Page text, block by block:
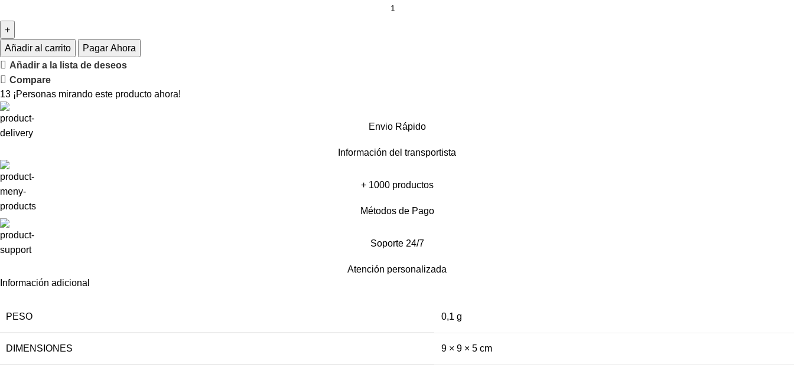
Añadir al carrito
Pagar Ahora
Añadir a la lista de deseos
Compare
13 ¡Personas mirando este producto ahora!
Envio Rápido
Información del transportista
+ 1000 productos
Métodos de Pago
Soporte 24/7
Atención personalizada
Información adicional
PESO 0,1 g
DIMENSIONES 9 × 9 × 5 cm